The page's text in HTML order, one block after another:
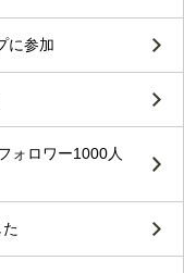
に参加
ォロワー1000人